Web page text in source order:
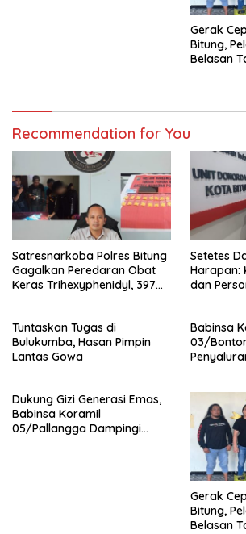
Gerak
Bitung,
Belasan
Recommendation for You
Satresnarkoba Polres Bitung
Gagalkan Peredaran Obat
Keras Trihexyphenidyl, 397
Setetes
Harapan:
dan
Tuntaskan Tugas di
Bulukumba, Hasan Pimpin
Lantas Gowa
Babinsa
03/
Dukung Gizi Generasi Emas,
Babinsa Koramil
05/Pallangga Dampingi
Gerak
Bitung,
Belasan